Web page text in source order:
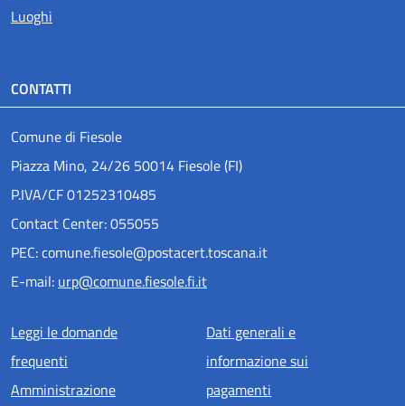
Luoghi
CONTATTI
Comune di Fiesole
Piazza Mino, 24/26 50014 Fiesole (FI)
P.IVA/CF 01252310485
Contact Center: 055055
PEC: comune.fiesole@postacert.toscana.it
E-mail: urp@comune.fiesole.fi.it
Menu piè di pagina
Leggi le domande
frequenti
Amministrazione
Dati generali e
informazione sui
pagamenti